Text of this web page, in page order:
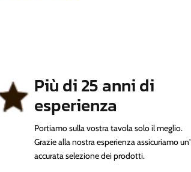
Più di 25 anni di
esperienza
Portiamo sulla vostra tavola solo il meglio.
Grazie alla nostra esperienza assicuriamo un'
accurata selezione dei prodotti.